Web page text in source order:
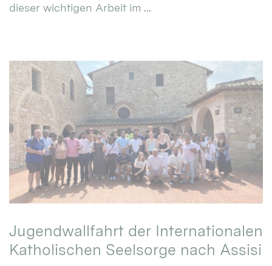
dieser wichtigen Arbeit im ...
Jugendwallfahrt der Internationalen
Katholischen Seelsorge nach Assisi